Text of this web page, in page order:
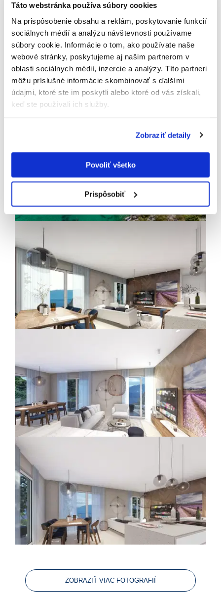
Táto webstránka používa súbory cookies
Na prispôsobenie obsahu a reklám, poskytovanie funkcií
sociálnych médií a analýzu návštevnosti používame
súbory cookie. Informácie o tom, ako používate naše
webové stránky, poskytujeme aj našim partnerom v
oblasti sociálnych médií, inzercie a analýzy. Títo partneri
môžu príslušné informácie skombinovať s ďalšími
údajmi, ktoré ste im poskytli alebo ktoré od vás získali,
keď ste používali ich služby.
Zobraziť detaily
Povoliť všetko
Prispôsobiť
sveta realít.
Odoslaním tohto formulára súhlasíte so
spracúvaním osobných údajov.
ZOBRAZIŤ VIAC FOTOGRAFIÍ